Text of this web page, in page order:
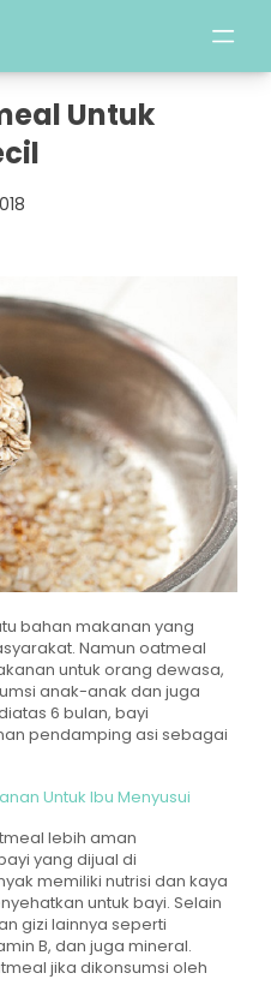
Untuk
bahan makanan yang
Namun oatmeal
untuk orang dewasa,
anak-anak dan juga
6 bulan, bayi
pendamping asi sebagai
Untuk Ibu Menyusui
lebih aman
yang dijual di
memiliki nutrisi dan kaya
untuk bayi. Selain
gizi lainnya seperti
B, dan juga mineral.
jika dikonsumsi oleh